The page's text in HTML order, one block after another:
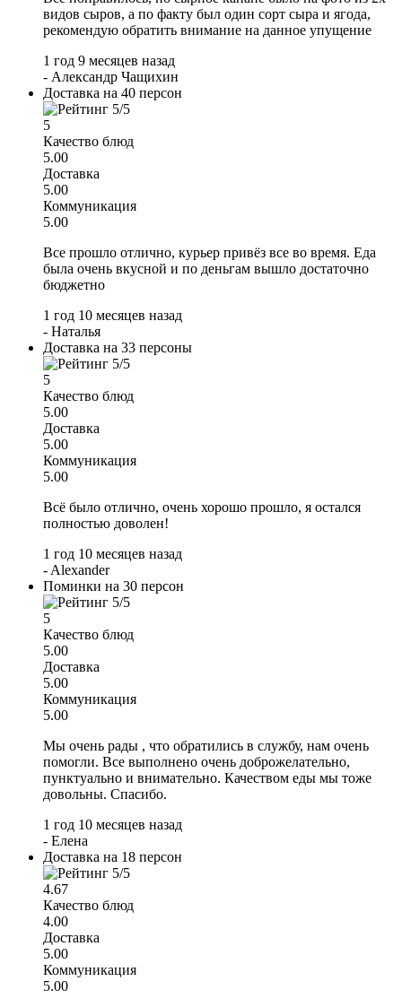
видов сыров, а по факту был один сорт сыра и ягода,
рекомендую обратить внимание на данное упущение
1 год 9 месяцев назад
- Александр Чащихин
Доставка на 40 персон
5
Качество блюд
5.00
Доставка
5.00
Коммуникация
5.00
Все прошло отлично, курьер привёз все во время. Еда
была очень вкусной и по деньгам вышло достаточно
бюджетно
1 год 10 месяцев назад
- Наталья
Доставка на 33 персоны
5
Качество блюд
5.00
Доставка
5.00
Коммуникация
5.00
Всё было отлично, очень хорошо прошло, я остался
полностью доволен!
1 год 10 месяцев назад
- Alexander
Поминки на 30 персон
5
Качество блюд
5.00
Доставка
5.00
Коммуникация
5.00
Мы очень рады , что обратились в службу, нам очень
помогли. Все выполнено очень доброжелательно,
пунктуально и внимательно. Качеством еды мы тоже
довольны. Спасибо.
1 год 10 месяцев назад
- Елена
Доставка на 18 персон
4.67
Качество блюд
4.00
Доставка
5.00
Коммуникация
5.00